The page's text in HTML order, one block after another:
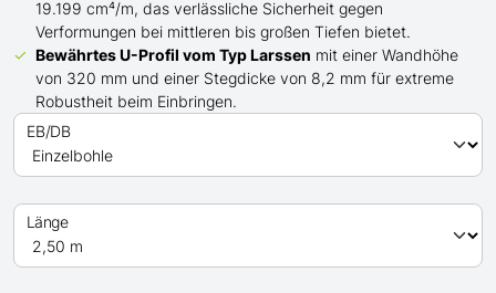
19.199 cm⁴/m, das verlässliche Sicherheit gegen
Verformungen bei mittleren bis großen Tiefen bietet.
BewährtesU-Profil vom Typ Larssen mit einer Wandhöhe
von 320 mm und einer Stegdicke von 8,2 mm für extreme
Robustheit beim Einbringen.
EB/DB
Länge